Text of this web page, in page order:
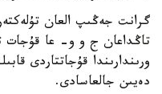
گرانت جەڭىپ العان
تاڭداعان ج و و- عا قۇجات
دەيىن جالعاسادى.